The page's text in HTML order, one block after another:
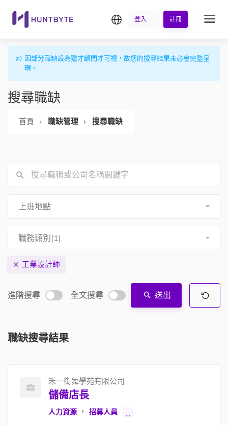
繁中登入 註冊
因部分職缺設為獵才顧問才可視，故您的搜尋結果未必會完整呈
現。
搜尋職缺
首頁 職缺管理 搜尋職缺
上班地點
職務類別(1)
工業設計師
進階搜尋 全文搜尋 送出
職缺搜尋結果
禾一街舞學苑有限公司
儲備店長
人力資源 招募人員 ...